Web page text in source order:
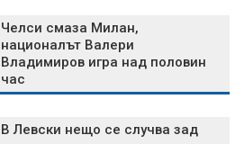
Челси смаза Милан,
националът Валери
Владимиров игра над половин
час
В Левски нещо се случва зад